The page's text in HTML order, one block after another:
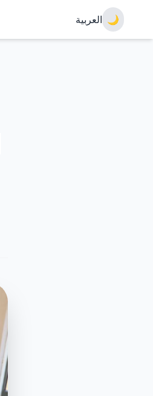
العربية 🌙